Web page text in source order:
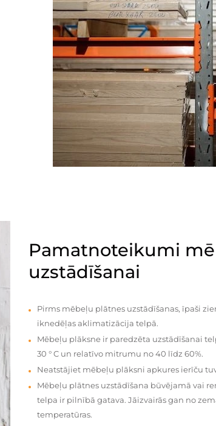
Pamatnoteikumi
uzstādīšanai
Pirms mēbeļu plātnes uzstādīšanas, īpaši
iknedēļas aklimatizācija telpā.
Mēbeļu plāksne ir paredzēta uzstādīšanai
30 ° C un relatīvo mitrumu no 40 līdz 60%.
Neatstājiet mēbeļu plāksni apkures ierīču
Mēbeļu plātnes uzstādīšana būvējamā vai
telpa ir pilnībā gatava. Jāizvairās gan no
temperatūras.